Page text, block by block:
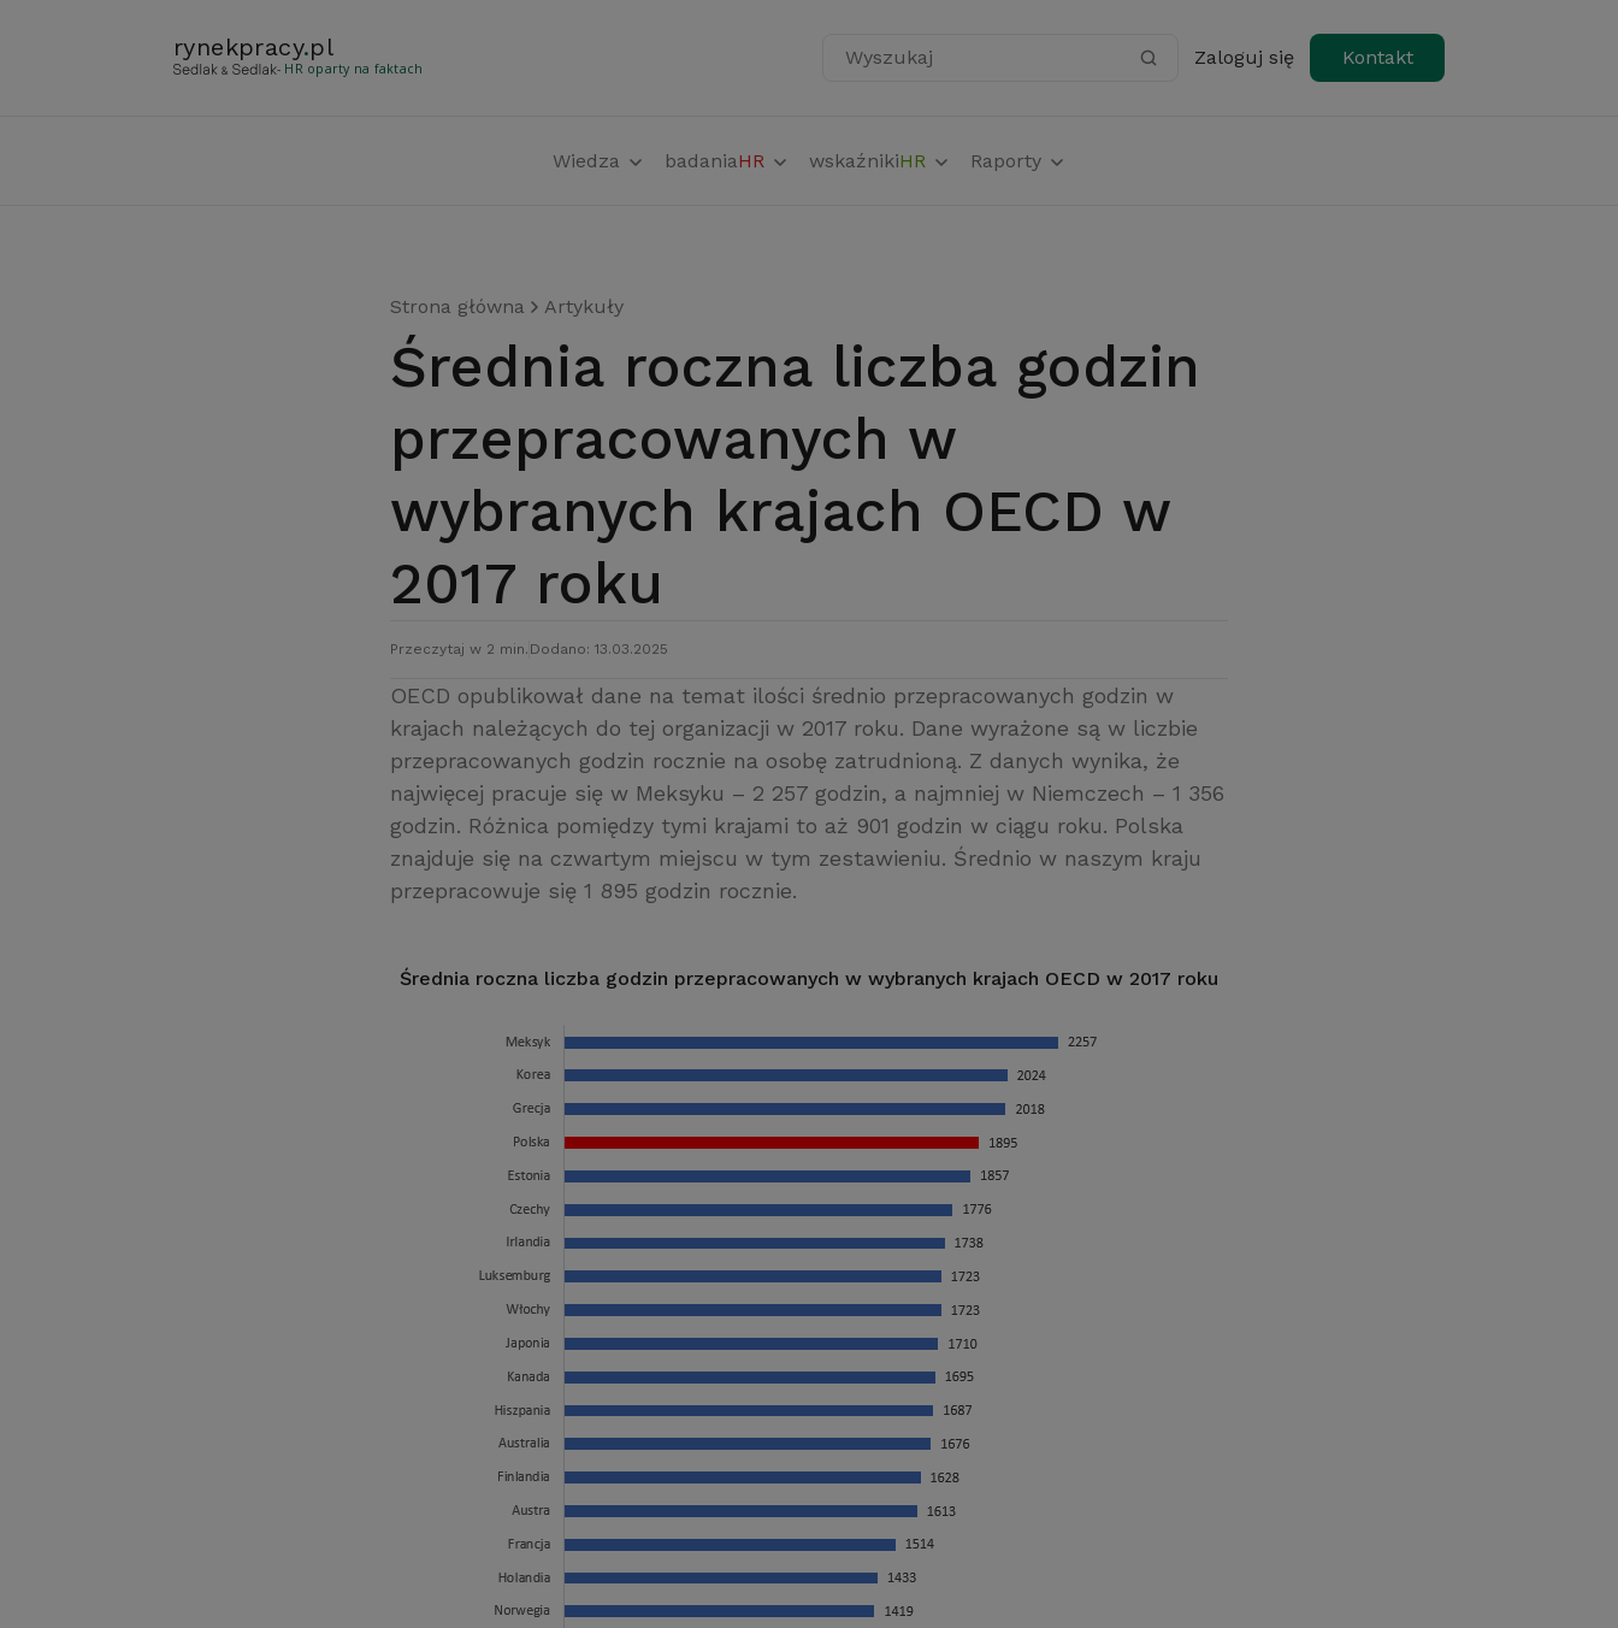
rynekpracy.pl
- HR oparty na faktach Wyszukaj Zaloguj się Kontakt
Wiedza badaniaHR wskaźnikiHR Raporty
Strona główna Artykuły
Średnia roczna liczba godzin
przepracowanych w
wybranych krajach OECD w
2017 roku
Przeczytaj w 2 min. Dodano: 13.03.2025
OECD opublikował dane na temat ilości średnio przepracowanych godzin w
krajach należących do tej organizacji w 2017 roku. Dane wyrażone są w liczbie
przepracowanych godzin rocznie na osobę zatrudnioną. Z danych wynika, że
najwięcej pracuje się w Meksyku – 2 257 godzin, a najmniej w Niemczech – 1 356
godzin. Różnica pomiędzy tymi krajami to aż 901 godzin w ciągu roku. Polska
znajduje się na czwartym miejscu w tym zestawieniu. Średnio w naszym kraju
przepracowuje się 1 895 godzin rocznie.
Średnia roczna liczba godzin przepracowanych w wybranych krajach OECD w 2017 roku